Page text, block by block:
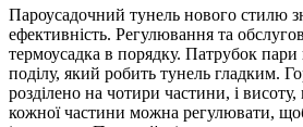
Пароусадочний тунель нового стилю
ефективність. Регулювання та
термоусадка в порядку. Патрубок пари
поділу, який робить тунель гладким.
розділено на чотири частини, і висоту,
кожної частини можна регулювати,